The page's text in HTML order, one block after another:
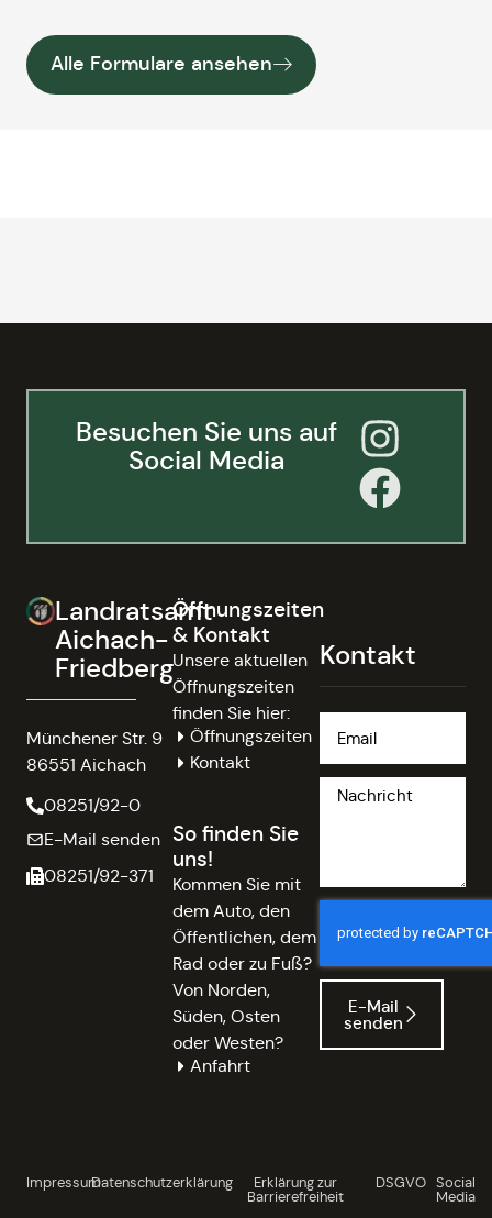
Alle Formulare ansehen
Besuchen Sie uns auf
Social Media
Landratsamt
Aichach-
Friedberg
Münchener Str. 9
86551 Aichach
08251/92-0
E-Mail senden
08251/92-371
Öffnungszeiten
& Kontakt
Unsere aktuellen
Öffnungszeiten
finden Sie hier:
Öffnungszeiten
Kontakt
So finden Sie
uns!
Kommen Sie mit
dem Auto, den
Öffentlichen, dem
Rad oder zu Fuß?
Von Norden,
Süden, Osten
oder Westen?
Anfahrt
Kontakt
E-Mail
senden
ImpressumDatenschutzerklärung Erklärung zur
Barrierefreiheit
DSGVO Social
Media